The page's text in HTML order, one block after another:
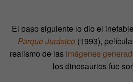
El paso siguiente lo dio el
Parque Jurásico (1993),
realismo de las imágenes
los dinosaurios fue